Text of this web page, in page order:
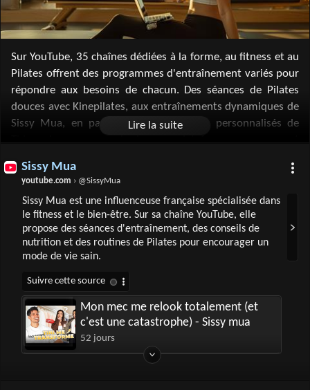
Sur YouTube, 35 chaînes dédiées à la forme, au fitness et au
Pilates offrent des programmes d'entraînement variés pour
répondre aux besoins de chacun. Des séances de Pilates
douces avec Kinepilates, aux entraînements dynamiques de
Sissy Mua, en passant par les conseils personnalisés de
posture, à renforcer ses muscles ou à perdre du poids, ces
adaptées à tous les niveaux et accessibles depuis le confort
de chez soi.
Sissy Mua
youtube.com › @SissyMua
Sissy Mua est une influenceuse française spécialisée dans
le fitness et le bien-être. Sur sa chaîne YouTube, elle
propose des séances d'entraînement, des conseils de
nutrition et des routines de Pilates pour encourager un
mode de vie sain.
Mon mec me relook totalement (et
c'est une catastrophe) - Sissy mua
52 jours